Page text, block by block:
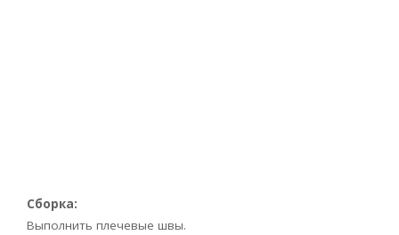
Сборка:
Выполнить плечевые швы.